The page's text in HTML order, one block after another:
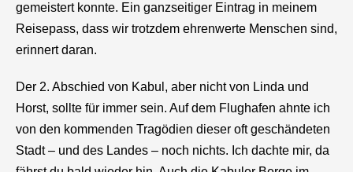
gemeistert konnte. Ein ganzseitiger Eintrag in meinem
Reisepass, dass wir trotzdem ehrenwerte Menschen sind,
erinnert daran.
Der 2. Abschied von Kabul, aber nicht von Linda und
Horst, sollte für immer sein. Auf dem Flughafen ahnte ich
von den kommenden Tragödien dieser oft geschändeten
Stadt – und des Landes – noch nichts. Ich dachte mir, da